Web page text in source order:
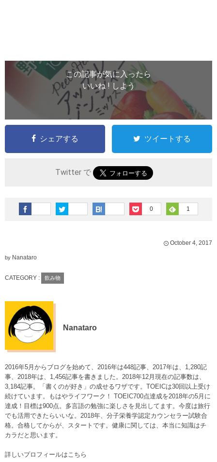
この記事が気に入ったら
いいね ! しよう
シェアする ツイートする
Twitter で
0 1
October 4, 2017
by Nanataro
CATEGORY : 飲み物
Nanataro
2016年5月からブログを始めて、2016年は448記事、2017年は、1,280記
事、2018年は、1,456記事を書きました。2018年12月現在の記事数は、
3,184記事。「書くのが好き」の成せるワザです。TOEICは30回以上受け
続けています。もはやライフワーク！ TOEIC700点達成を2018年の5月に
達成！目標は900点。多言語の勉強に楽しさを見出してます。今度は旅行
でも活用できたらいいな。2018年、分子栄養学認定カウンセラー試験合
格。合格してからが、スタートです。健康に関しては、本当に知識はチ
カラだと思います。
詳しいプロフィールはこちら